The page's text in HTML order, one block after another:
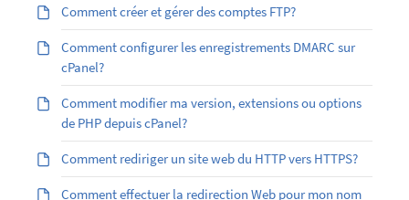
Comment créer et gérer des comptes FTP?
Comment configurer les enregistrements DMARC sur
cPanel?
Comment modifier ma version, extensions ou options
de PHP depuis cPanel?
Comment rediriger un site web du HTTP vers HTTPS?
Comment effectuer la redirection Web pour mon nom